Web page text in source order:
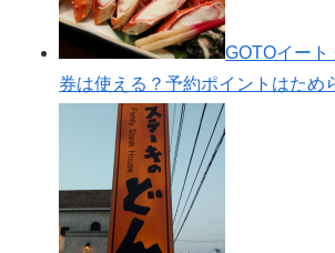
GOTOイー
券は使える？予約ポイントはため